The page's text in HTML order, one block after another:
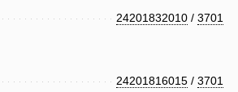
24201832010 / 3701
24201816015 / 3701